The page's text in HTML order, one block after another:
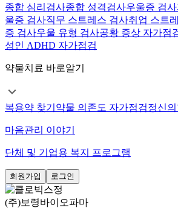
종합 심리검사종합 성격검사우울증 검사
울증 검사직무 스트레스 검사취업 스트
증 검사우울 유형 검사공황 증상 자가점
성인 ADHD 자가점검
약물치료 바로알기
복용약 찾기 약물 의존도 자가점검정신의
마음관리 이야기
단체 및 기업용 복지 프로그램
회원가입 로그인
(주)보령바이오파마